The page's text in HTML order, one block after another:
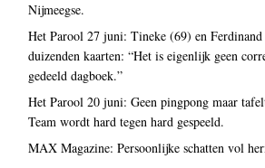
Nijmeegse.
Het Parool 27 juni: Tineke (69) en
duizenden kaarten: “Het is eigenlijk geen
gedeeld dagboek.”
Het Parool 20 juni: Geen pingpong maar
Team wordt hard tegen hard gespeeld.
MAX Magazine: Persoonlijke schatten vol